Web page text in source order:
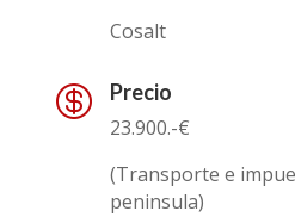
Cosalt

Precio
23.900.-€
(Transporte e
peninsula)